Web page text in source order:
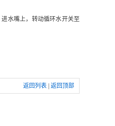
水嘴上，转动循环水开关至
返回列表 返回顶部